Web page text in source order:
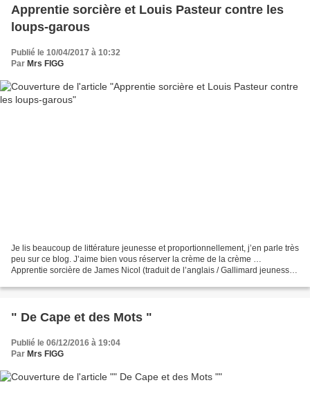
Apprentie sorcière et Louis Pasteur contre les
loups-garous
Publié le 10/04/2017 à 10:32
Par Mrs FIGG
Je lis beaucoup de littérature jeunesse et proportionnellement, j’en parle très
peu sur ce blog. J’aime bien vous réserver la crème de la crème …
Apprentie sorcière de James Nicol (traduit de l’anglais / Gallimard jeunesse /
" De Cape et des Mots "
Publié le 06/12/2016 à 19:04
Par Mrs FIGG